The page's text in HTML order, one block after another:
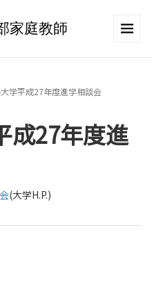
学平成27年度進学相談会
成27年度進
(大学H.P.)